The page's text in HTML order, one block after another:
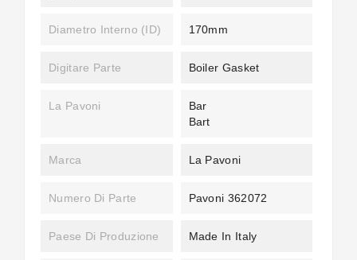
Diametro Interno (ID) 170mm
Digitare Parte Boiler Gasket
La Pavoni
Bar
Bart
Marca La Pavoni
Numero Di Parte Pavoni 362072
Paese Di Produzione Made In Italy